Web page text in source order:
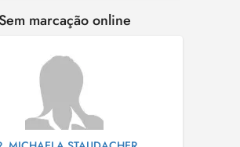
ein Ausfallshonorar in Höhe von 78
marcação online